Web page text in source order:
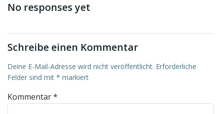
No responses yet
Schreibe einen Kommentar
Deine E-Mail-Adresse wird nicht veröffentlicht. Erforderliche
Felder sind mit * markiert
Kommentar*